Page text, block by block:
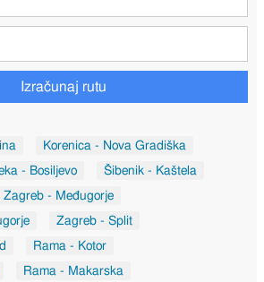
Izračunaj rutu
Korenica - Nova Gradiška
- Bosiljevo
Šibenik - Kaštela
Zagreb - Međugorje
Zagreb - Split
Rama - Kotor
Rama - Makarska